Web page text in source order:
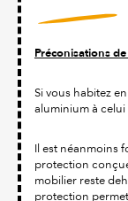
Préconisations
Si vous habitez
aluminium à celui
Il est néanmoins
protection
mobilier reste
protection